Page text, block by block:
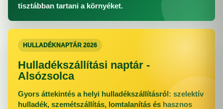
tisztábban tartani a környéket.
HULLADÉKNAPTÁR 2026
Hulladékszállítási naptár -
Alsózsolca
Gyors áttekintés a helyi hulladékszállításról: szelektív
hulladék, szemétszállítás, lomtalanítás és hasznos